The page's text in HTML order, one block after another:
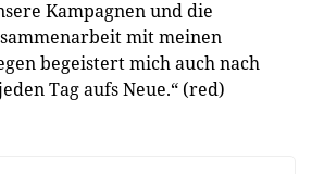
Kampagnen und die
mit meinen
begeistert mich auch nach
Tag aufs Neue.“ (red)